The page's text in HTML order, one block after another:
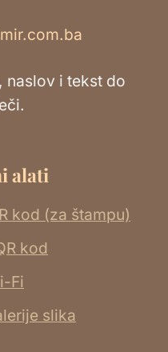
naslov i tekst do
alati
kod (za štampu)
kod
Fi
slika